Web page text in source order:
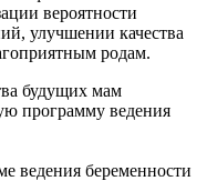
вероятности
улучшении качества
родам.
будущих мам
программу ведения
ведения беременности